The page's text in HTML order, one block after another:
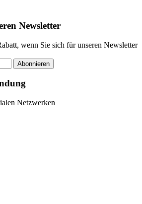
Newsletter
wenn Sie sich für unseren Newsletter
Abonnieren
Netzwerken